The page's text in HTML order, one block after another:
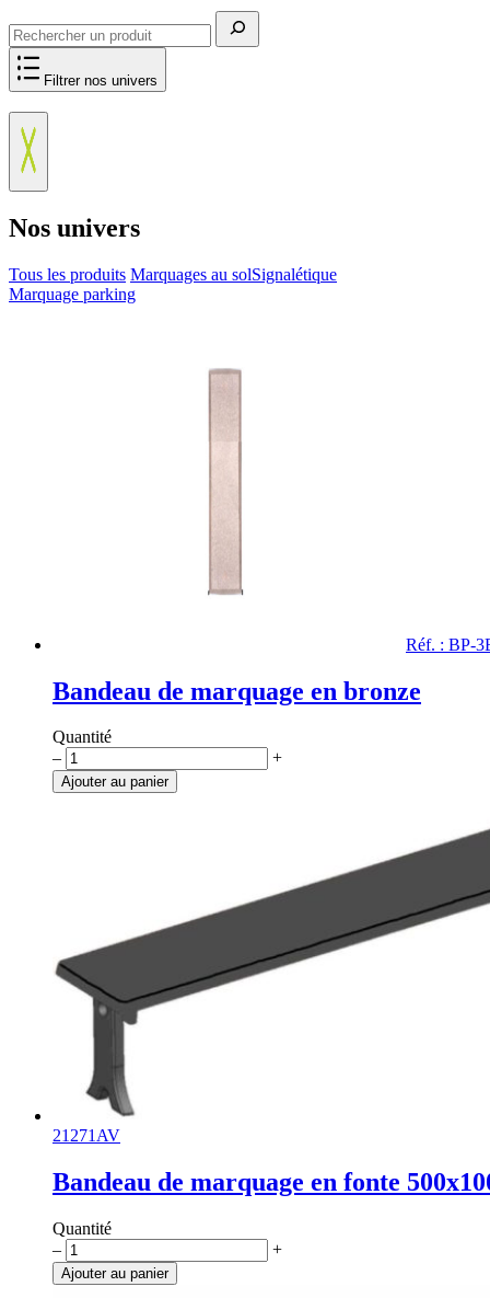
Filtrer nos univers
Nos univers
Tous les produits Marquages au solSignalétique
Marquage parking
Réf. : BP-
Bandeau de marquage en bronze
Quantité
quantité
de
Bandeau
– +
Ajouter au panier
21271AV
Bandeau de marquage en fonte
Quantité
quantité
de
Bandeau
– +
Ajouter au panier